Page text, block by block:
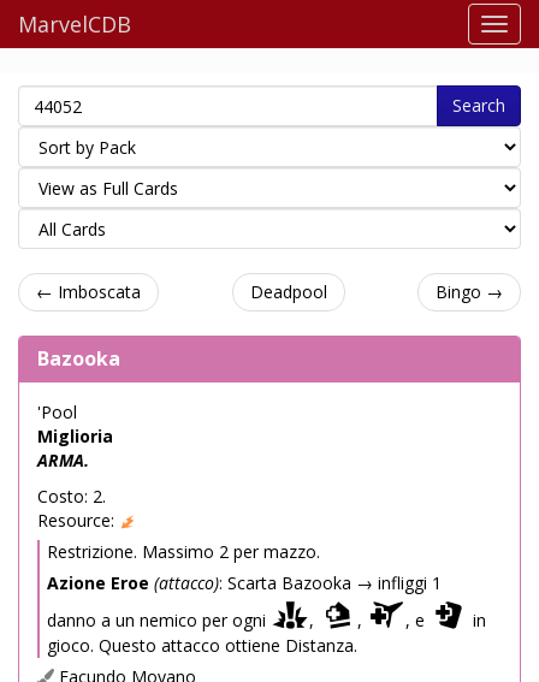
MarvelCDB
Search
← Imboscata Deadpool Bingo →
Bazooka
'Pool
Miglioria
ARMA.
Costo: 2.
Resource:
Restrizione. Massimo 2 per mazzo.
Azione Eroe (attacco): Scarta Bazooka → infliggi 1
danno a un nemico per ogni
, , , e
in
gioco. Questo attacco ottiene Distanza.
Facundo Moyano